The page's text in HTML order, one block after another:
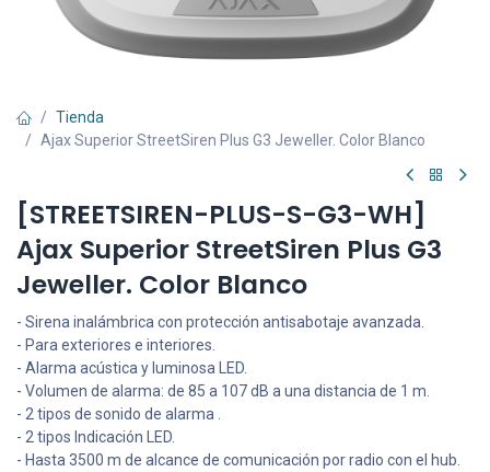
Tienda
Ajax Superior StreetSiren Plus G3 Jeweller. Color Blanco
[STREETSIREN-PLUS-S-G3-WH]
Ajax Superior StreetSiren Plus G3
Jeweller. Color Blanco
- Sirena inalámbrica con protección antisabotaje avanzada.
- Para exteriores e interiores.
- Alarma acústica y luminosa LED.
- Volumen de alarma: de 85 a 107 dB a una distancia de 1 m.
- 2 tipos de sonido de alarma .
- 2 tipos Indicación LED.
- Hasta 3500 m de alcance de comunicación por radio con el hub.